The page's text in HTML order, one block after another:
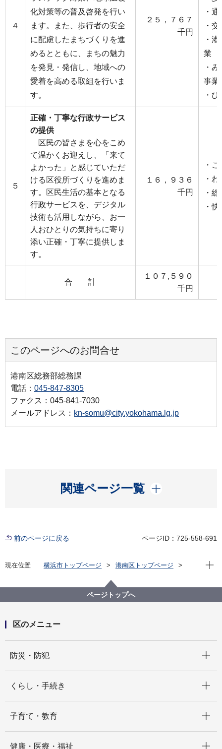
４
化対策等の普及啓発を行い
ます。また、歩行者の安全
に配慮したまちづくりを進
めるとともに、まちの魅力
を発見・発信し、地域への
愛着を高める取組を行いま
す。
２５，７６７
千円
・
・
・
業
・
事業
・
５
正確・丁寧な行政サービス
の提供
区民の皆さまを心をこめ
て温かくお迎えし、「来て
よかった」と感じていただ
ける区役所づくりを進めま
す。区民生活の基本となる
行政サービスを、デジタル
技術も活用しながら、お一
人おひとりの気持ちに寄り
添い正確・丁寧に提供しま
す。
１６，９３６
千円
・
・
・
・
合 計
１０７,５９０
千円
このページへのお問合せ
港南区総務部総務課
電話： 045-847-8305
ファクス：045-841-7030
メールアドレス： kn-somu@city.yokohama.lg.jp
関連ページ一覧
開く
前のページに戻る ページID：725-558-691
現在位置 横浜市トップページ
港南区トップページ
令和４年度 港南区個性ある区づくり推進費
現在
ページトップへ
区のメニュー
防災・防犯
くらし・手続き
子育て・教育
健康・医療・福祉